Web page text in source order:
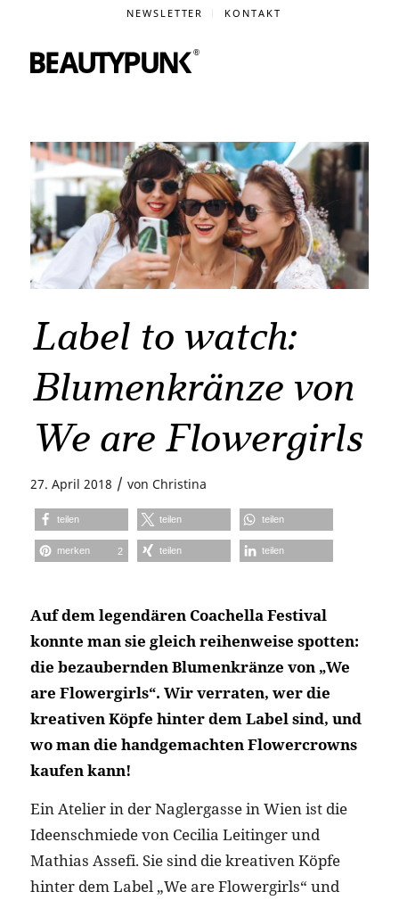
NEWSLETTER KONTAKT
Label to watch:
Blumenkränze von
We are Flowergirls
27. April 2018 / von Christina
teilen teilen teilen
merken 2 teilen teilen
Auf dem legendären Coachella Festival
konnte man sie gleich reihenweise spotten:
die bezaubernden Blumenkränze von „We
are Flowergirls“. Wir verraten, wer die
kreativen Köpfe hinter dem Label sind, und
wo man die handgemachten Flowercrowns
kaufen kann!
Ein Atelier in der Naglergasse in Wien ist die
Ideenschmiede von Cecilia Leitinger und
Mathias Assefi. Sie sind die kreativen Köpfe
hinter dem Label „We are Flowergirls“ und